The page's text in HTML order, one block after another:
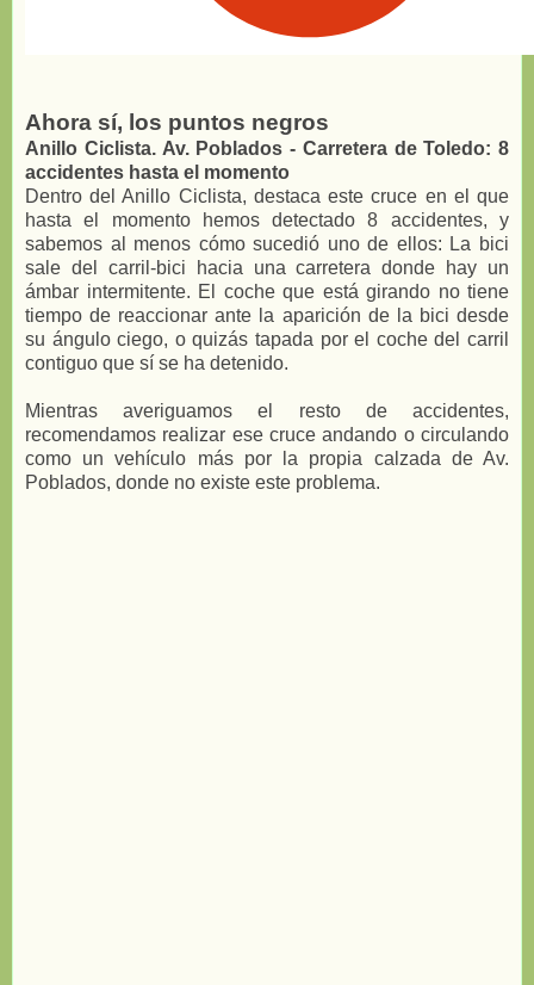
Ahora sí, los puntos negros
Anillo Ciclista. Av. Poblados - Carretera de Toledo: 8
accidentes hasta el momento
Dentro del Anillo Ciclista, destaca este cruce en el que
hasta el momento hemos detectado 8 accidentes, y
sabemos al menos cómo sucedió uno de ellos: La bici
sale del carril-bici hacia una carretera donde hay un
ámbar intermitente. El coche que está girando no tiene
tiempo de reaccionar ante la aparición de la bici desde
su ángulo ciego, o quizás tapada por el coche del carril
contiguo que sí se ha detenido.
Mientras averiguamos el resto de accidentes,
recomendamos realizar ese cruce andando o circulando
como un vehículo más por la propia calzada de Av.
Poblados, donde no existe este problema.